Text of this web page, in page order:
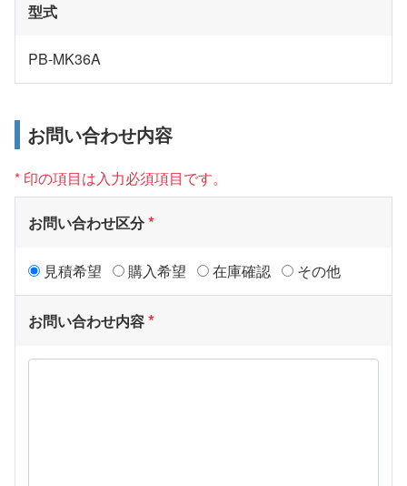
型式
PB-MK36A
お問い合わせ内容
* 印の項目は入力必須項目です。
お問い合わせ区分
見積希望 購入希望 在庫確認 その他
お問い合わせ内容